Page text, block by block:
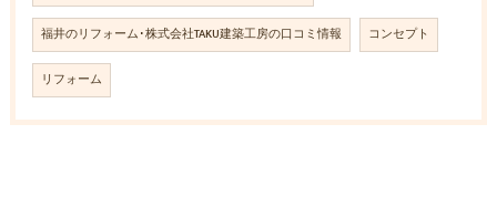
福井のリフォーム･株式会社TAKU建築工房の口コミ情報 コンセプト
リフォーム